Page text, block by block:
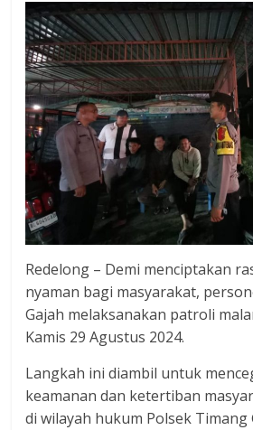
Redelong – Demi menciptakan
nyaman bagi masyarakat,
Gajah melaksanakan patroli
Kamis 29 Agustus 2024.
Langkah ini diambil untuk
keamanan dan ketertiban
di wilayah hukum Polsek Timang